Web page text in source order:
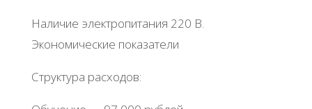
Наличие электропитания 220 В.
Экономические показатели
Структура расходов: